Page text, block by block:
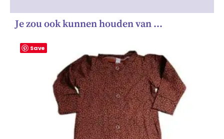
Je zou ook kunnen houden van …
Save